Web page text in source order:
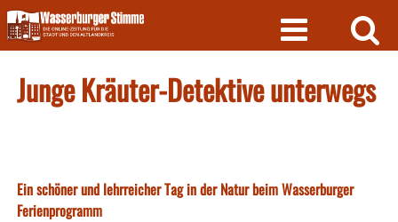
Skip
to
content
Junge Kräuter-Detektive unterwegs
Ein schöner und lehrreicher Tag in der Natur beim Wasserburger
Ferienprogramm